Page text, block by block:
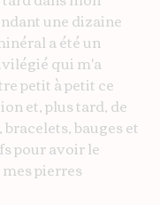
une dizaine
a été un
qui m'a
petit à petit ce
et, plus tard, de
bauges et
pour avoir le
pierres